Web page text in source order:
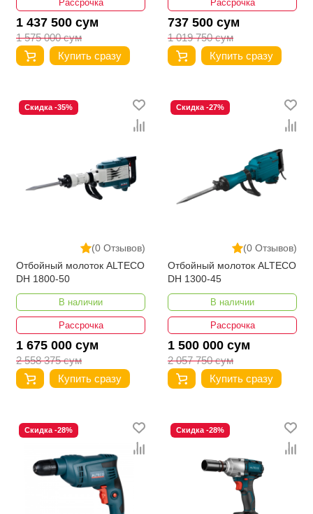
Рассрочка
1 437 500 сум
1 575 000 сум
Купить сразу
Рассрочка
737 500 сум
1 019 750 сум
Купить сразу
(0 Отзывов)
Скидка -35%
Отбойный молоток ALTECO
DH 1800-50
В наличии
Рассрочка
1 675 000 сум
2 558 375 сум
Купить сразу
(0 Отзывов)
Скидка -27%
Отбойный молоток ALTECO
DH 1300-45
В наличии
Рассрочка
1 500 000 сум
2 057 750 сум
Купить сразу
Скидка -28% Скидка -28%